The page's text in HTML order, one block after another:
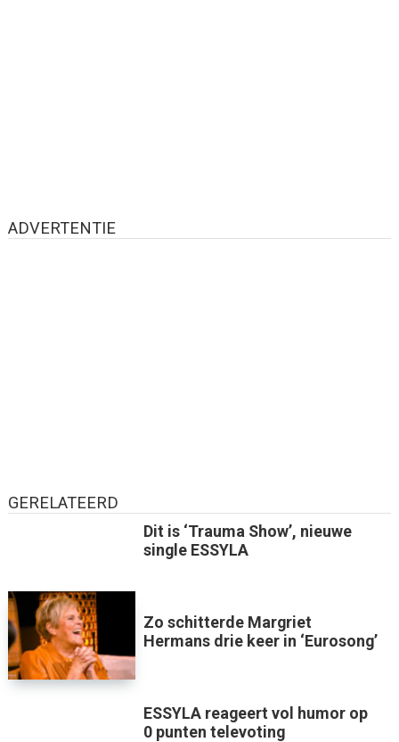
ADVERTENTIE
GERELATEERD
Dit is ‘Trauma Show’, nieuwe
single ESSYLA
Zo schitterde Margriet
Hermans drie keer in ‘Eurosong’
ESSYLA reageert vol humor op
0 punten televoting